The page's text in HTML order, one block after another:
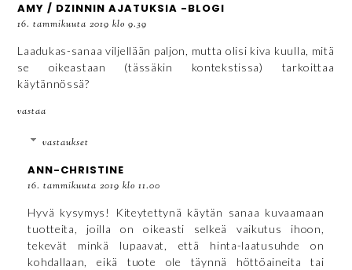
AMY / DZINNIN AJATUKSIA -BLOGI
16. tammikuuta 2019 klo 9.39
Laadukas-sanaa viljellään paljon, mutta olisi kiva kuulla, mitä
se oikeastaan (tässäkin kontekstissa) tarkoittaa
käytännössä?
vastaa
vastaukset
ANN-CHRISTINE
16. tammikuuta 2019 klo 11.00
Hyvä kysymys! Kiteytettynä käytän sanaa kuvaamaan
tuotteita, joilla on oikeasti selkeä vaikutus ihoon,
tekevät minkä lupaavat, että hinta-laatusuhde on
kohdallaan, eikä tuote ole täynnä höttöaineita tai